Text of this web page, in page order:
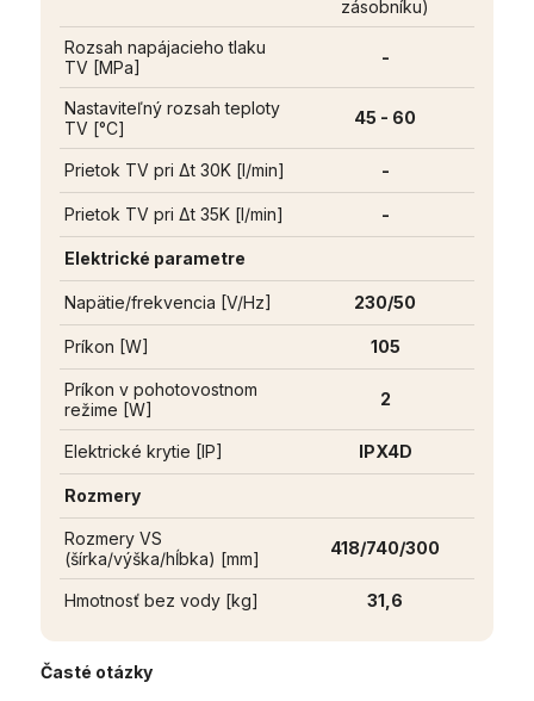
zásobníku)
Rozsah napájacieho tlaku
TV [MPa]
-
Nastaviteľný rozsah teploty
TV [°C]
45 - 60
Prietok TV pri Δt 30K [l/min] -
Prietok TV pri Δt 35K [l/min] -
Elektrické parametre
Napätie/frekvencia [V/Hz] 230/50
Príkon [W] 105
Príkon v pohotovostnom
režime [W]
2
Elektrické krytie [IP] IPX4D
Rozmery
Rozmery VS
(šírka/výška/hĺbka) [mm]
418/740/300
Hmotnosť bez vody [kg] 31,6
Časté otázky